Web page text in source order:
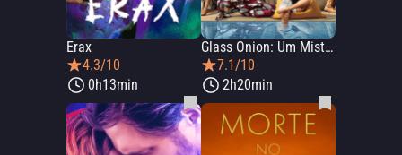
Erax
4.3/10
0h13min
Glass Onion: Um Mistério Knives Out
7.1/10
2h20min